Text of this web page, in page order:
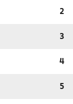
2
3
4
5